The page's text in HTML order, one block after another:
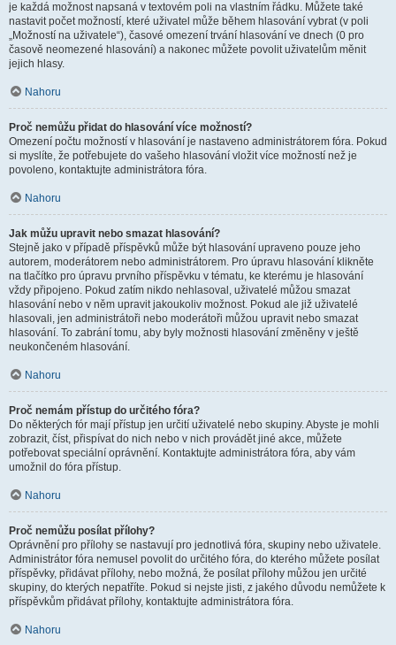
je každá možnost napsaná v textovém poli na vlastním řádku. Můžete také
nastavit počet možností, které uživatel může během hlasování vybrat (v poli
„Možností na uživatele“), časové omezení trvání hlasování ve dnech (0 pro
časově neomezené hlasování) a nakonec můžete povolit uživatelům měnit
jejich hlasy.
Nahoru
Proč nemůžu přidat do hlasování více možností?
Omezení počtu možností v hlasování je nastaveno administrátorem fóra. Pokud
si myslíte, že potřebujete do vašeho hlasování vložit více možností než je
povoleno, kontaktujte administrátora fóra.
Nahoru
Jak můžu upravit nebo smazat hlasování?
Stejně jako v případě příspěvků může být hlasování upraveno pouze jeho
autorem, moderátorem nebo administrátorem. Pro úpravu hlasování klikněte
na tlačítko pro úpravu prvního příspěvku v tématu, ke kterému je hlasování
vždy připojeno. Pokud zatím nikdo nehlasoval, uživatelé můžou smazat
hlasování nebo v něm upravit jakoukoliv možnost. Pokud ale již uživatelé
hlasovali, jen administrátoři nebo moderátoři můžou upravit nebo smazat
hlasování. To zabrání tomu, aby byly možnosti hlasování změněny v ještě
neukončeném hlasování.
Nahoru
Proč nemám přístup do určitého fóra?
Do některých fór mají přístup jen určití uživatelé nebo skupiny. Abyste je mohli
zobrazit, číst, přispívat do nich nebo v nich provádět jiné akce, můžete
potřebovat speciální oprávnění. Kontaktujte administrátora fóra, aby vám
umožnil do fóra přístup.
Nahoru
Proč nemůžu posílat přílohy?
Oprávnění pro přílohy se nastavují pro jednotlivá fóra, skupiny nebo uživatele.
Administrátor fóra nemusel povolit do určitého fóra, do kterého můžete posílat
příspěvky, přidávat přílohy, nebo možná, že posílat přílohy můžou jen určité
skupiny, do kterých nepatříte. Pokud si nejste jisti, z jakého důvodu nemůžete k
příspěvkům přidávat přílohy, kontaktujte administrátora fóra.
Nahoru